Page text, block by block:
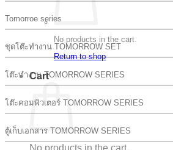
No products in the cart.
Return to shop
Cart
No products in the cart.
Tomorroe series
ชุดโต๊ะทำงาน TOMORROW SET
โต๊ะทำงาน TOMORROW SERIES
โต๊ะคอมพิวเตอร์ TOMORROW SERIES
ตู้เก็บเอกสาร TOMORROW SERIES